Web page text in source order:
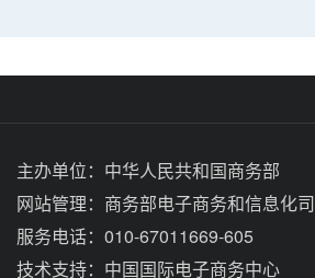
主办单位： 中华人民共和国商务部
网站管理： 商务部电子商务和信息化司
服务电话：010-67011669-605
技术支持： 中国国际电子商务中心